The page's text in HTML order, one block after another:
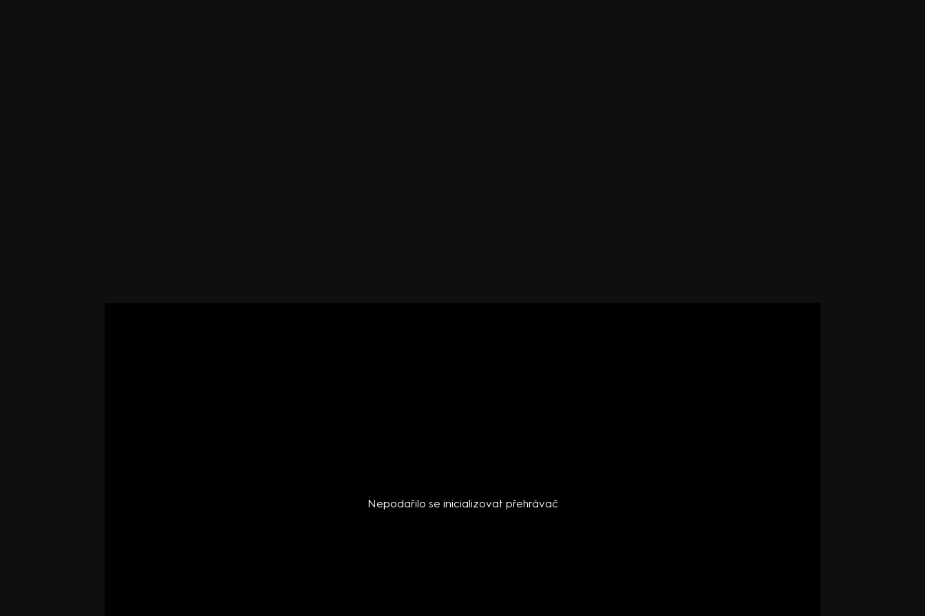
Nepodařilo se inicializovat přehrávač